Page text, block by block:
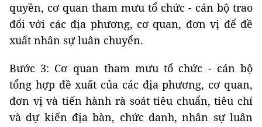
quyền, cơ quan tham mưu tổ chức - cán bộ trao
đổi với các địa phương, cơ quan, đơn vị để đề
xuất nhân sự luân chuyển.
Bước 3: Cơ quan tham mưu tổ chức - cán bộ
tổng hợp đề xuất của các địa phương, cơ quan,
đơn vị và tiến hành rà soát tiêu chuẩn, tiêu chí
và dự kiến địa bàn, chức danh, nhân sự luân